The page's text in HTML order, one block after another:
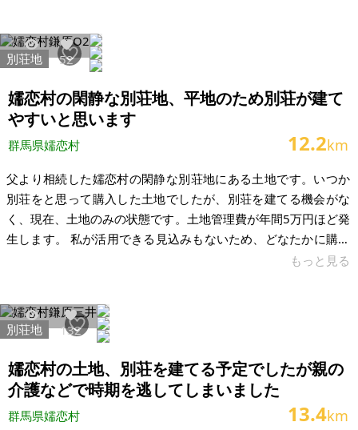
なったため、この機会にこの家をどなたかに活用していただけ
たらと思い掲載をお願いいたしました。 店舗は飲食店の造りで
築40年近く経ち、新築時は洋風でしたが、和風に改修しまし
た。飲食店の厨房は、片付けたの
12015 52
別荘地
嬬恋村の閑静な別荘地、平地のため別荘が建て
やすいと思います
群馬県嬬恋村 12.2km
父より相続した嬬恋村の閑静な別荘地にある土地です。いつか
別荘をと思って購入した土地でしたが、別荘を建てる機会がな
く、現在、土地のみの状態です。土地管理費が年間5万円ほど発
生します。 私が活用できる見込みもないため、どなたかに購入
いただきたく、掲示いたします。すぐにでも可能です。中軽井
概要】※土地のみ案件です 場所：群馬県吾妻郡嬬恋村大字鎌原
土地：328㎡ 建物：なし 構造：なし 現況：土地のみ 希望価
格：100万円 新所有者様へ移転された際に、改めて管理契約を
ご案内いた
もっと見る
15728 132
別荘地
嬬恋村の土地、別荘を建てる予定でしたが親の
介護などで時期を逃してしまいました
群馬県嬬恋村 13.4km